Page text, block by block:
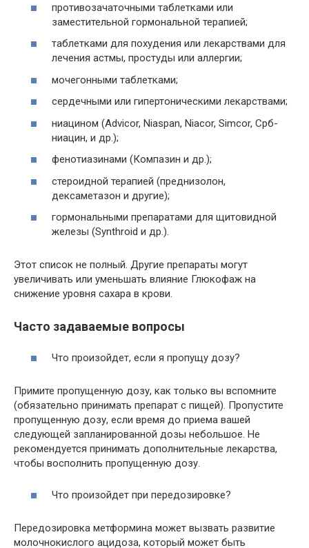
противозачаточными таблетками или
заместительной гормональной терапией;
таблетками для похудения или лекарствами для
лечения астмы, простуды или аллергии;
мочегонными таблетками;
сердечными или гипертоническими лекарствами;
ниацином (Advicor, Niaspan, Niacor, Simcor, Срб-
ниацин, и др.);
фенотиазинами (Компазин и др.);
стероидной терапией (преднизолон,
дексаметазон и другие);
гормональными препаратами для щитовидной
железы (Synthroid и др.).
Этот список не полный. Другие препараты могут
увеличивать или уменьшать влияние Глюкофаж на
снижение уровня сахара в крови.
Часто задаваемые вопросы
Что произойдет, если я пропущу дозу?
Примите пропущенную дозу, как только вы вспомните
(обязательно принимать препарат с пищей). Пропустите
пропущенную дозу, если время до приема вашей
следующей запланированной дозы небольшое. Не
рекомендуется принимать дополнительные лекарства,
чтобы восполнить пропущенную дозу.
Что произойдет при передозировке?
Передозировка метформина может вызвать развитие
молочнокислого ацидоза, который может быть